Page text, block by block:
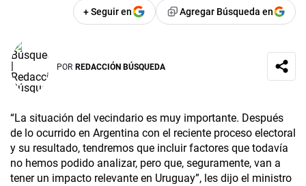
+ Seguir en Agregar Búsqueda en
POR REDACCIÓN BÚSQUEDA
“La situación del vecindario es muy importante. Después
de lo ocurrido en Argentina con el reciente proceso electoral
y su resultado, tendremos que incluir factores que todavía
no hemos podido analizar, pero que, seguramente, van a
tener un impacto relevante en Uruguay”, les dijo el ministro